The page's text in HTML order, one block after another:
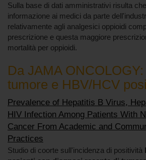
Sulla base di dati amministrativi risulta
informazione ai medici da parte
relativamente agli analgesici oppioidi
prescrizione e questa maggiore
mortalità per oppioidi.
Da JAMA
tumore e HBV/HCV
Prevalence of Hepatitis B Virus,
HIV Infection Among Patients With
Cancer From Academic and
Practices
Studio di coorte sull'incidenza di positività